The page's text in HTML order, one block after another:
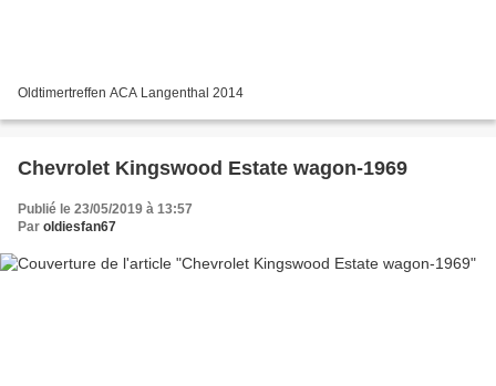
Oldtimertreffen ACA Langenthal 2014
Chevrolet Kingswood Estate wagon-1969
Publié le 23/05/2019 à 13:57
Par oldiesfan67